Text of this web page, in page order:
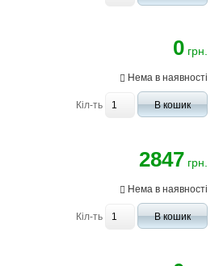
0 грн.
Нема в наявності
Кіл-ть В кошик
2847 грн.
Нема в наявності
Кіл-ть В кошик